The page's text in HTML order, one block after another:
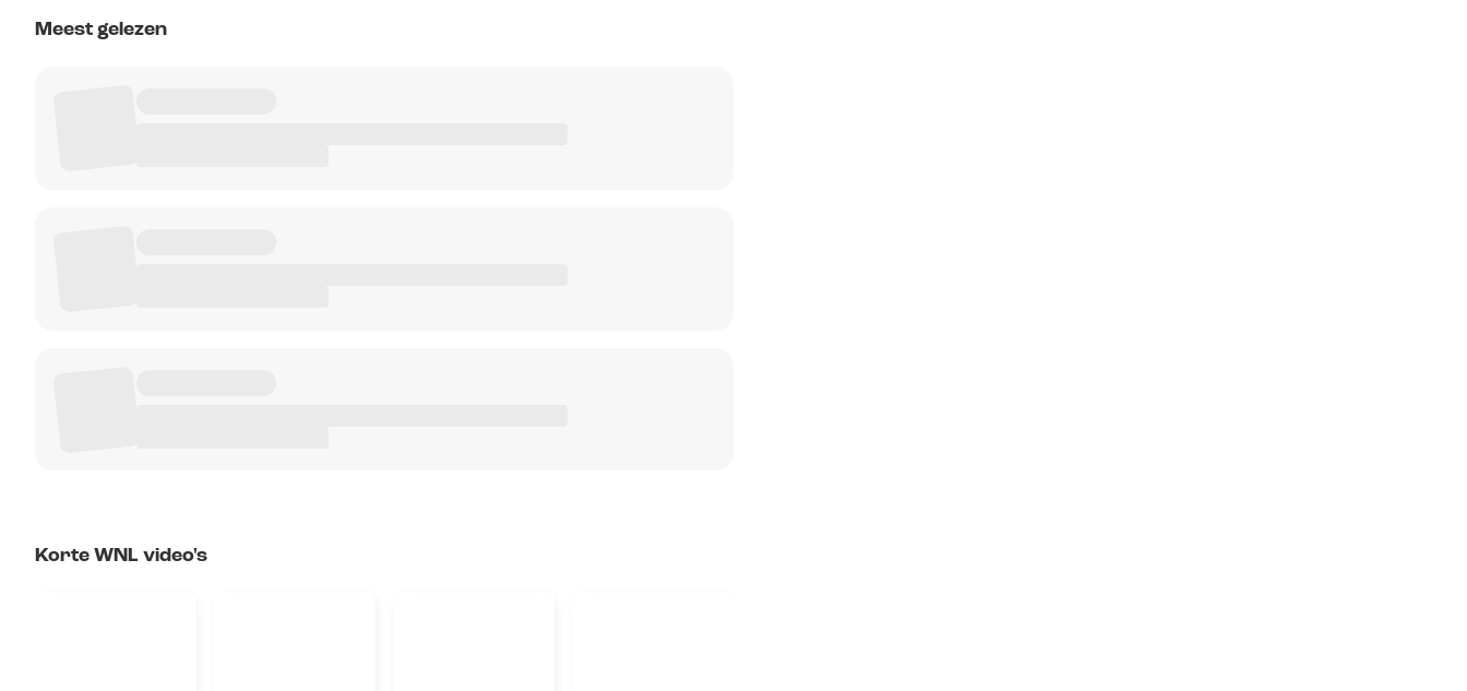
Meest gelezen
Korte WNL video's